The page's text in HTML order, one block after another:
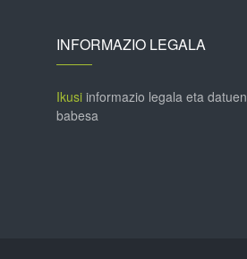
INFORMAZIO LEGALA
Ikusiinformazio legala eta datuen
babesa